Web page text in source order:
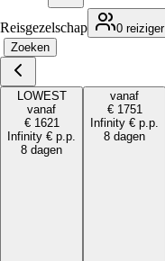
Reisgezelschap
0 reiziger
Zoeken
LOWEST
vanaf
€ 1621
Infinity € p.p.
8 dagen
vanaf
€ 1751
Infinity € p.p.
8 dagen